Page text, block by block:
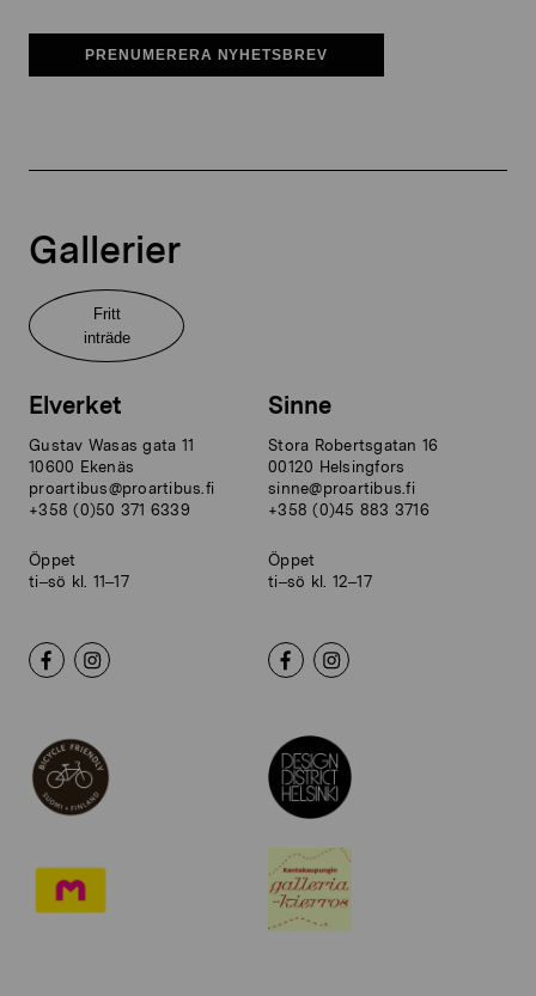
PRENUMERERA NYHETSBREV
Gallerier
Fritt
inträde
Elverket
Gustav Wasas gata 11
10600 Ekenäs
proartibus@proartibus.fi
+358 (0)50 371 6339
Öppet
ti–sö kl. 11–17
Sinne
Stora Robertsgatan 16
00120 Helsingfors
sinne@proartibus.fi
+358 (0)45 883 3716
Öppet
ti–sö kl. 12–17